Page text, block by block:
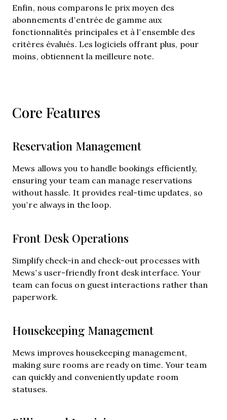
Enfin, nous comparons le prix moyen des
abonnements d’entrée de gamme aux
fonctionnalités principales et à l’ensemble des
critères évalués. Les logiciels offrant plus, pour
moins, obtiennent la meilleure note.
Core Features
Reservation Management
Mews allows you to handle bookings efficiently,
ensuring your team can manage reservations
without hassle. It provides real-time updates, so
you’re always in the loop.
Front Desk Operations
Simplify check-in and check-out processes with
Mews’s user-friendly front desk interface. Your
team can focus on guest interactions rather than
paperwork.
Housekeeping Management
Mews improves housekeeping management,
making sure rooms are ready on time. Your team
can quickly and conveniently update room
statuses.